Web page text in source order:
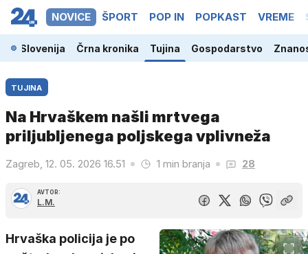
NOVICE ŠPORT POP IN POPKAST VREME
Slovenija Črna kronika Tujina Gospodarstvo
TUJINA
Na Hrvaškem našli mrtvega
priljubljenega poljskega vplivneža
Zagreb, 12. 05. 2026 16.51 1 min branja 28
AVTOR:
L.M.
Hrvaška policija je po